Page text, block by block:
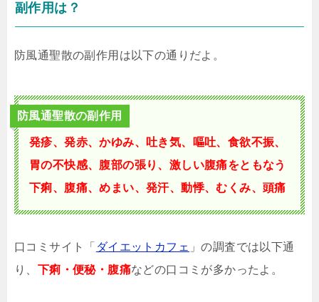
副作用は？
防風通聖散の副作用は以下の通りだよ。
防風通聖散の副作用
発疹、発赤、かゆみ、吐き気、嘔吐、食欲不振、
胃の不快感、腹部の張り、激しい腹痛をともなう
下痢、腹痛、めまい、発汗、動悸、むくみ、頭痛
口コミサイト「 ダイエットカフェ 」の調査では以下通
り、 下痢・便秘・腹痛などの口コミが多かったよ。